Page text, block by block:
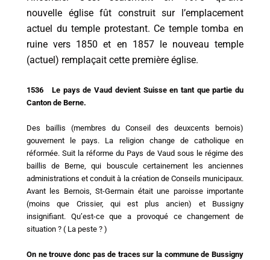
nouvelle église fût construit sur l’emplacement
actuel du temple protestant. Ce temple tomba en
ruine vers 1850 et en 1857 le nouveau temple
(actuel) remplaçait cette première église.
1536 Le pays de Vaud devient Suisse en tant que partie du
Canton de Berne.
Des baillis (membres du Conseil des deuxcents bernois)
gouvernent le pays. La religion change de catholique en
réformée. Suit la réforme du Pays de Vaud sous le régime des
baillis de Berne, qui bouscule certainement les anciennes
administrations et conduit à la création de Conseils municipaux.
Avant les Bernois, St-Germain était une paroisse importante
(moins que Crissier, qui est plus ancien) et Bussigny
insignifiant. Qu’est-ce que a provoqué ce changement de
situation ? ( La peste ? )
On ne trouve donc pas de traces sur la commune de Bussigny